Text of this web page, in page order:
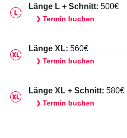
Länge L + Schnitt: 500€
❯ Termin buchen
Länge XL: 560€
❯ Termin buchen
Länge XL + Schnitt: 580€
❯ Termin buchen